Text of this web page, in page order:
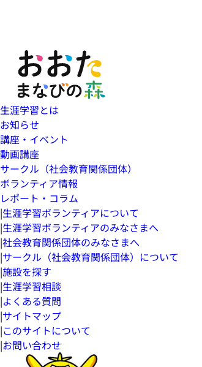
生涯学習とは
お知らせ
講座・イベント
動画講座
サークル（社会教育関係団体）
ボランティア情報
レポート・コラム
|生涯学習ボランティアについて
|生涯学習ボランティアのみなさまへ
|社会教育関係団体のみなさまへ
|サークル（社会教育関係団体）について
|施設を探す
|生涯学習相談
|よくある質問
|サイトマップ
|このサイトについて
|お問い合わせ